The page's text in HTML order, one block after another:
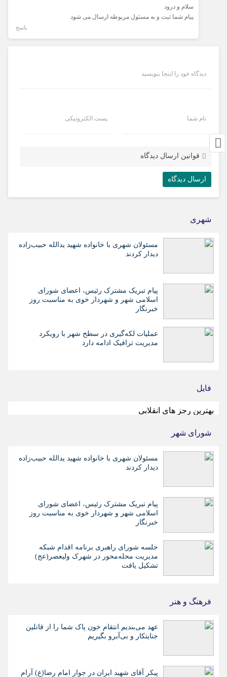
سلام و درود
پیام شما ثبت و به مسئول مربوطه ارسال می شود
پاسخ
دیدگاه خود را اینجا بنویسید
نام شما پست الکترونیکی
قوانین ارسال دیدگاه
شهری
مسئولان شهری با خانواده شهید یدالله حبیب‌زاده
دیدار کردند
پیام تبریک مشترک رئیس، اعضای شورای
اسلامی شهر و شهردار خوی به مناسبت روز
خبرنگار
عملیات لکه‌گیری در سطح شهر با رویکرد
مدیریت ترافیک ادامه دارد
فایل
بهترین رجز های انقلابی
شورای شهر
مسئولان شهری با خانواده شهید یدالله حبیب‌زاده
دیدار کردند
پیام تبریک مشترک رئیس، اعضای شورای
اسلامی شهر و شهردار خوی به مناسبت روز
خبرنگار
جلسه شورای راهبری برنامه اقدام شبکه
مدیریت محله‌محور در شهرک ولیعصر(عج)
تشکیل یافت
فرهنگ و هنر
عهد می‌بندیم انتقام خون پاک شما را از قاتلین
جنایتکار و بی‌آبرو بگیریم
پیکر آقای شهید ایران در جوار امام رضا(ع) آرام